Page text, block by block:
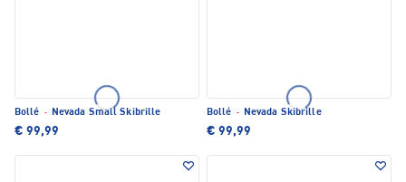
Bollé · Nevada Small Skibrille
€ 99,99
Bollé · Nevada Skibrille
€ 99,99